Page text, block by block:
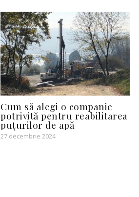
Cum să alegi o companie
potrivită pentru reabilitarea
puțurilor de apă
27 decembrie 2024